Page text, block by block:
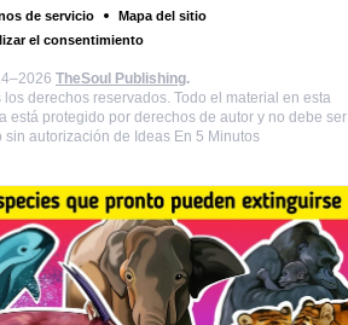
de servicio
Mapa del sitio
el consentimiento
TheSoul Publishing.
los derechos reservados. Todo el material en esta
está protegido por derechos de autor y no debe ser
sin autorización de Ideas En 5 Minutos